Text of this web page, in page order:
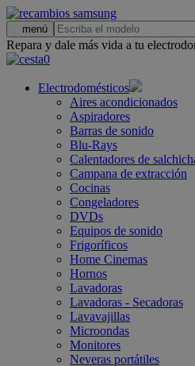
menú
Repara y dale más vida a tu
0
Electrodomésticos
Aires acondicionados
Aspiradores
Barras de sonido
Blu-Rays
Calentadores de
Campana de extracción
Cocinas
Congeladores
DVDs
Equipos de sonido
Frigoríficos
Home Cinemas
Hornos
Lavadoras
Lavadoras - Secadoras
Lavavajillas
Microondas
Monitores
Neveras portátiles